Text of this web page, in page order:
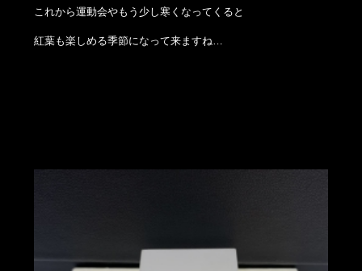
これから運動会やもう少し寒くなってくると
紅葉も楽しめる季節になって来ますね…